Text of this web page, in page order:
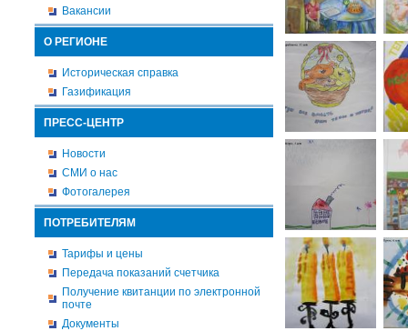
Вакансии
О РЕГИОНЕ
Историческая справка
Газификация
ПРЕСС-ЦЕНТР
Новости
СМИ о нас
Фотогалерея
ПОТРЕБИТЕЛЯМ
Тарифы и цены
Передача показаний счетчика
Получение квитанции по электронной
почте
Документы